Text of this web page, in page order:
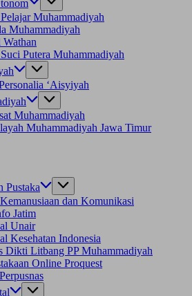
Muhammadiyah
Muhammadiyah
Putera Muhammadiyah
‘Aisyiyah
Muhammadiyah
Muhammadiyah Jawa Timur
Pustaka
dan Komunikasi
Jatim
Unair
Kesehatan Indonesia
Dikti Litbang PP Muhammadiyah
Online Proquest